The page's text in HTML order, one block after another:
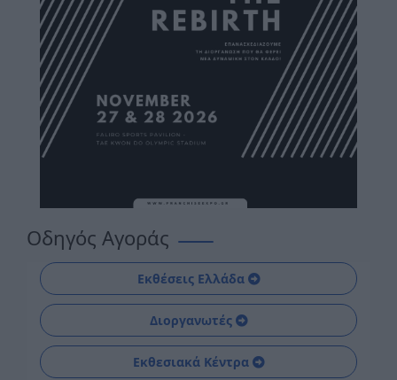
Οδηγός Αγοράς
Εκθέσεις Ελλάδα
Διοργανωτές
Εκθεσιακά Κέντρα